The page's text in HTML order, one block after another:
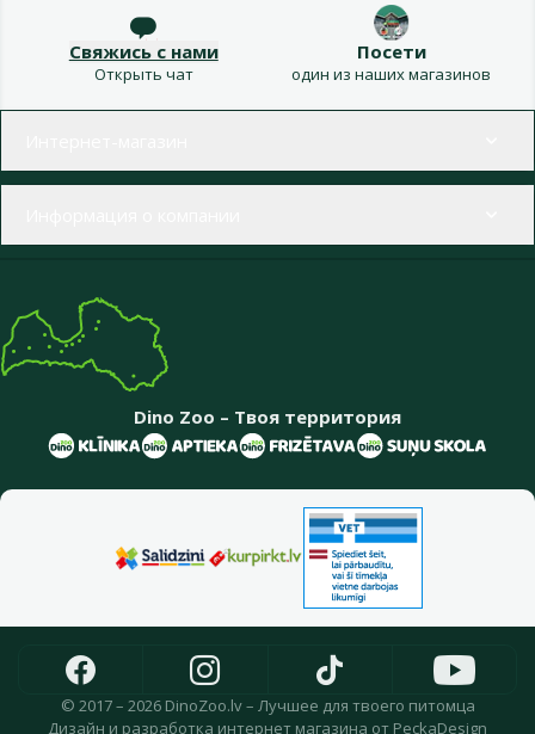
Свяжись с нами
Открыть чат
Посети
один из наших магазинов
Dino Zoo – Твоя территория
© 2017 – 2026 DinoZoo.lv – Лучшее для твоего питомца
Дизайн и разработка интернет магазина от PeckaDesign